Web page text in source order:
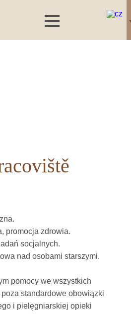
promocja zdrowia.
socjalnych.
nad osobami starszymi.
pomocy we wszystkich
standardowe obowiązki
i pielęgniarskiej opieki